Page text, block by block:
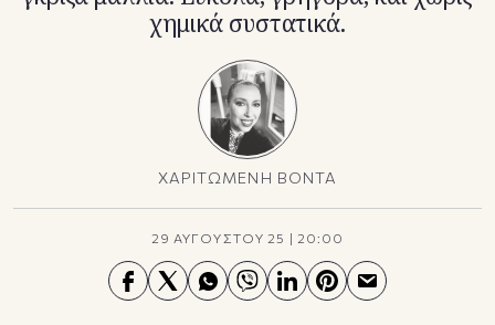
χημικά συστατικά.
ΧΑΡΙΤΩΜΕΝΗ ΒΟΝΤΑ
29 ΑΥΓΟΥΣΤΟΥ 25 | 20:00